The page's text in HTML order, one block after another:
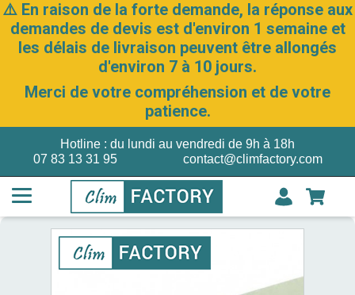
⚠️ En raison de la forte demande, la réponse aux
demandes de devis est d'environ 1 semaine et
les délais de livraison peuvent être allongés
d'environ 7 à 10 jours.
Merci de votre compréhension et de votre
patience.
07 83 13 31 95
Hotline : du lundi au vendredi de 9h à 18h
contact@climfactory.com